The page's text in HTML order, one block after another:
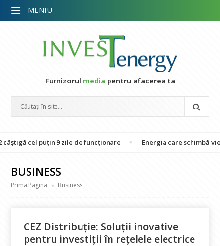
Furnizorul media pentru afacerea ta
puțin 9 zile de funcționare Energia care schimbă vieți: 26
BUSINESS
Prima Pagina Business
CEZ Distribuție: Soluții inovative
pentru investiții în rețelele electrice
MENIU